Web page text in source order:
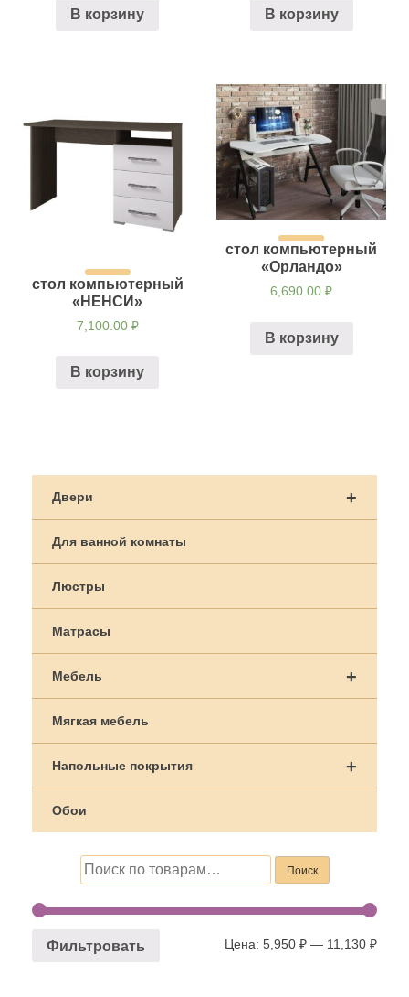
+
Двери
Для ванной комнаты
Люстры
Матрасы
+
Мебель
Мягкая мебель
+
Напольные покрытия
Обои
Искать: Поиск
Фильтровать Цена: 5,950 ₽ — 11,130 ₽
В корзину В корзину
стол компьютерный
«НЕНСИ»
7,100.00 ₽
В корзину
стол компьютерный
«Орландо»
6,690.00₽
В корзину